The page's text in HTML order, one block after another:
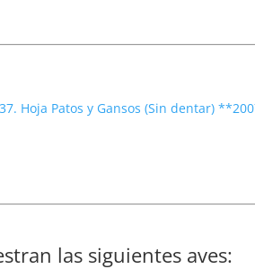
Hoja Patos y Gansos (Sin dentar)
las siguientes aves: